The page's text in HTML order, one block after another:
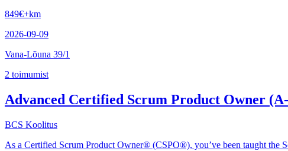
849€+km
2026-09-09
Vana-Lõuna 39/1
2 toimumist
Advanced Certified Scrum Product Owner
BCS Koolitus
As a Certified Scrum Product Owner® (CSPO®), you’ve been taught the